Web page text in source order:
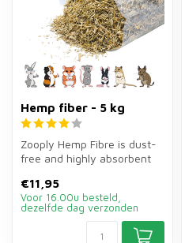
Hemp fiber - 5 kg
Zooply Hemp Fibre is dust-
free and highly absorbent
€11,95
Voor 16.00u besteld,
dezelfde dag verzonden